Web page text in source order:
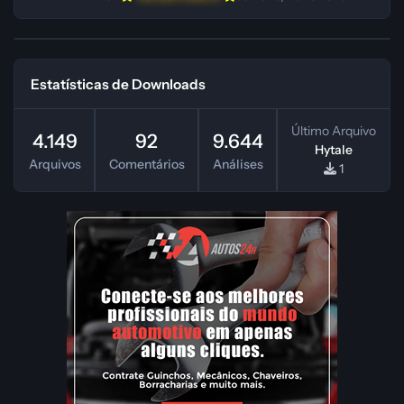
Estatísticas de Downloads
4.149
Arquivos
92
Comentários
9.644
Análises
Último Arquivo
Hytale
1